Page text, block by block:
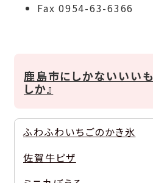
Fax 0954-63-6366
鹿島市にしかないいいも
しか』
ふわふわいちごのかき氷
佐賀牛ピザ